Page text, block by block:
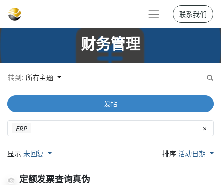
联系我们
财务管理
转到: 所有主题
ERP ×
发帖
显示 未回复 排序活动日期
定额发票查询真伪